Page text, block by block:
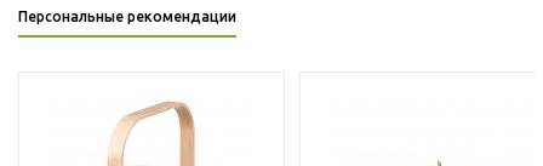
Персональные рекомендации